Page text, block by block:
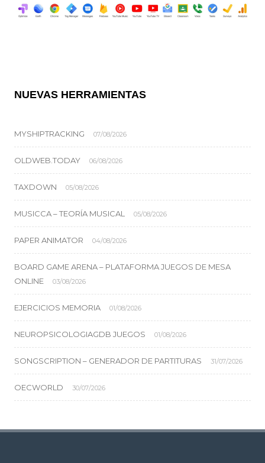
NUEVAS HERRAMIENTAS
MYSHIPTRACKING 07/08/2026
OLDWEB.TODAY 06/08/2026
TAXDOWN 05/08/2026
MUSICCA – TEORÍA MUSICAL 05/08/2026
PAPER ANIMATOR 04/08/2026
BOARD GAME ARENA – PLATAFORMA JUEGOS DE MESA
ONLINE
03/08/2026
EJERCICIOS MEMORIA 01/08/2026
NEUROPSICOLOGIAGDB JUEGOS 01/08/2026
SONGSCRIPTION – GENERADOR DE PARTITURAS 31/07/2026
OECWORLD 30/07/2026